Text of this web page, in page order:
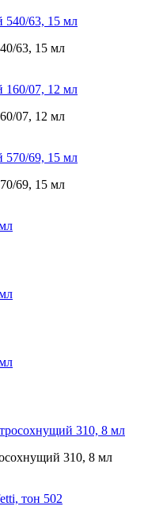
63, 15 мл
07, 12 мл
69, 15 мл
310, 8 мл